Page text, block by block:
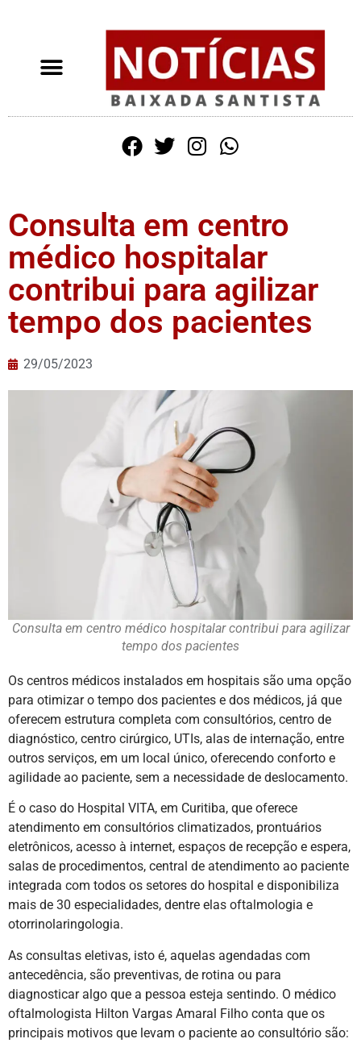
Consulta em centro
médico hospitalar
contribui para agilizar
tempo dos pacientes
29/05/2023
Consulta em centro médico hospitalar contribui para agilizar
tempo dos pacientes
Os centros médicos instalados em hospitais são uma opção
para otimizar o tempo dos pacientes e dos médicos, já que
oferecem estrutura completa com consultórios, centro de
diagnóstico, centro cirúrgico, UTIs, alas de internação, entre
outros serviços, em um local único, oferecendo conforto e
agilidade ao paciente, sem a necessidade de deslocamento.
É o caso do Hospital VITA, em Curitiba, que oferece
atendimento em consultórios climatizados, prontuários
eletrônicos, acesso à internet, espaços de recepção e espera,
salas de procedimentos, central de atendimento ao paciente
integrada com todos os setores do hospital e disponibiliza
mais de 30 especialidades, dentre elas oftalmologia e
otorrinolaringologia.
As consultas eletivas, isto é, aquelas agendadas com
antecedência, são preventivas, de rotina ou para
diagnosticar algo que a pessoa esteja sentindo. O médico
oftalmologista Hilton Vargas Amaral Filho conta que os
principais motivos que levam o paciente ao consultório são: